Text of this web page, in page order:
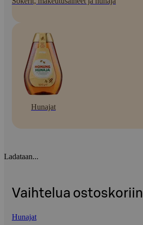
Hunajat
Ladataan...
Vaihtelua ostoskoriin
Hunajat